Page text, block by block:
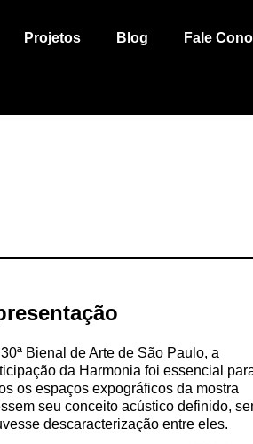
Projetos Blog Fale
Bienal de Arte de São Paulo, a
da Harmonia foi essencial
os espaços expográficos da mostra
seu conceito acústico definido,
descaracterização entre eles.